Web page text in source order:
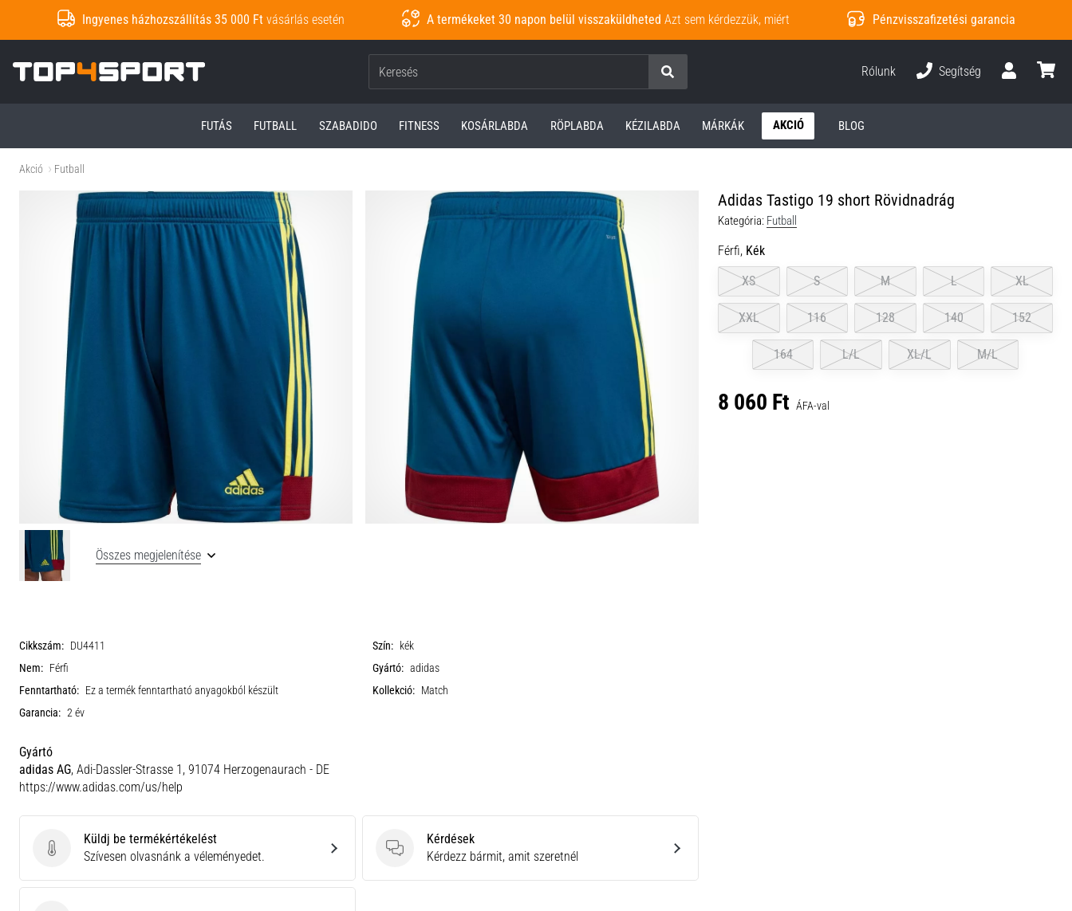
Ingyenes házhozszállítás 35 000 Ft vásárlás esetén A termékeket 30 napon belül visszaküldheted Azt sem kérdezzük, miért Pénzvisszafizetési garancia
Top4Sport.hu
Keresés
Rólunk
Segítség
FUTÁS FUTBALL SZABADIDO FITNESS KOSÁRLABDA RÖPLABDA KÉZILABDA MÁRKÁK AKCIÓ BLOG
Akció Futball
Adidas Tastigo 19 short Rövidnadrág
Kategória: Futball
Férfi, Kék
XS
S M L XL
XXL 116 128 140 152
164 L/L XL/L M/L
8 060 Ft ÁFA-val
Összes megjelenítése
Cikkszám: DU4411 Szín: kék
Nem: Férfi Gyártó: adidas
Fenntartható: Ez a termék fenntartható anyagokból készült Kollekció: Match
Garancia: 2 év
Gyártó
adidas AG, Adi-Dassler-Strasse 1, 91074 Herzogenaurach - DE
https://www.adidas.com/us/help
Küldj be termékértékelést
Küldj be termékértékelést
Szívesen olvasnánk a véleményedet.
Kérdések
Kérdések
Kérdezz bármit, amit szeretnél